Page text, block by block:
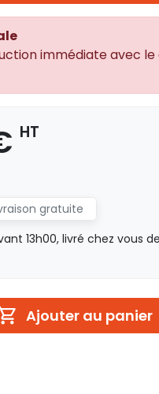
immédiate avec le
HT
gratuite
13h00, livré chez vous
Ajouter au panier